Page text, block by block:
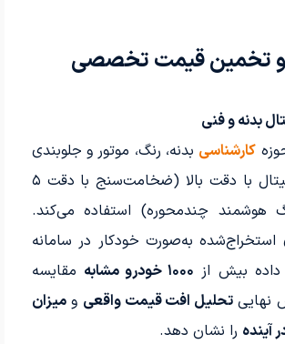
و تخمین قیمت تخصصی
بدنه و فنی
کارشناسی بدنه، رنگ، موتور و جلوبندی
از ابزارهای دیجیتال با دقت بالا (ضخامت‌سنج با دقت ۵
هوشمند چندمحوره) استفاده می‌کند.
استخراج‌شده به‌صورت خودکار در سامانه
بیش از ۱۰۰۰ خودرو مشابه
مقایسه
نهاییتحلیل افت قیمت واقعی ومیزان
آینده را نشان دهد.